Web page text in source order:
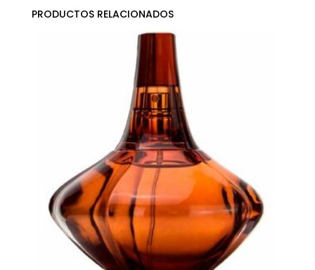
PRODUCTOS RELACIONADOS